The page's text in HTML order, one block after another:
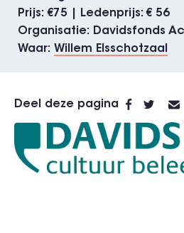
Prijs
€75 | Ledenprijs: € 56
Organisatie
Davidsfonds
Waar Willem Elsschotzaal
Deel deze pagina